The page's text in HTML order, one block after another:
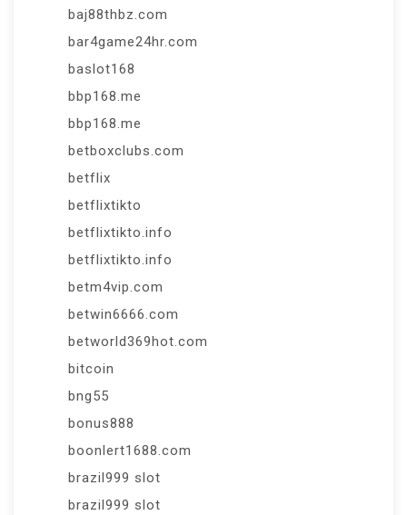
baj88thbz.com
bar4game24hr.com
baslot168
bbp168.me
bbp168.me
betboxclubs.com
betflix
betflixtikto
betflixtikto.info
betflixtikto.info
betm4vip.com
betwin6666.com
betworld369hot.com
bitcoin
bng55
bonus888
boonlert1688.com
brazil999 slot
brazil999 slot